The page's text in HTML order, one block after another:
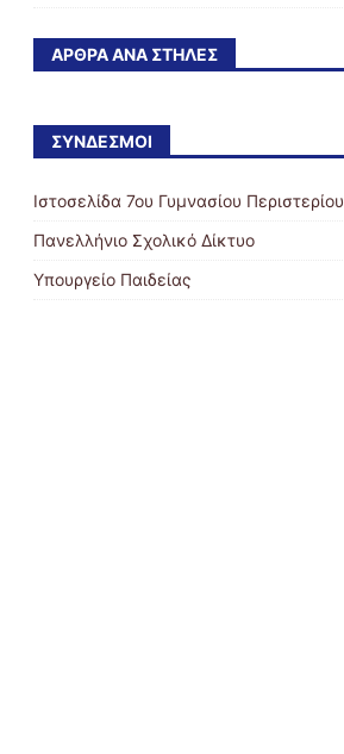
ΆΡΘΡΑ ΑΝΆ ΣΤΉΛΕΣ
ΣΎΝΔΕΣΜΟΙ
Ιστοσελίδα 7ου Γυμνασίου Περιστερίου
Πανελλήνιο Σχολικό Δίκτυο
Υπουργείο Παιδείας